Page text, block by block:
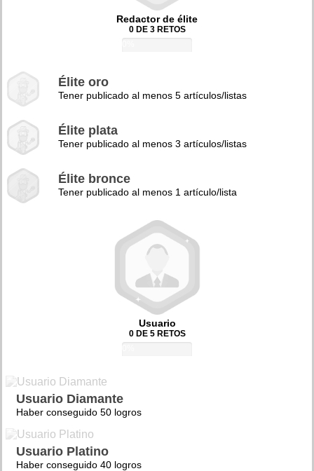
Redactor de élite
0 DE 3 RETOS
Élite oro
Tener publicado al menos 5 artículos/listas
Élite plata
Tener publicado al menos 3 artículos/listas
Élite bronce
Tener publicado al menos 1 artículo/lista
Usuario
0 DE 5 RETOS
Usuario Diamante
Haber conseguido 50 logros
Usuario Platino
Haber conseguido 40 logros